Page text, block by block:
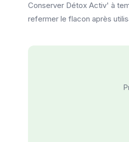
Conserver Détox Activ' à
refermer le flacon après